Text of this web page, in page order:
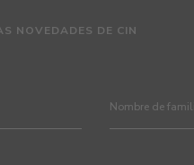
NOVEDADES DE CIN